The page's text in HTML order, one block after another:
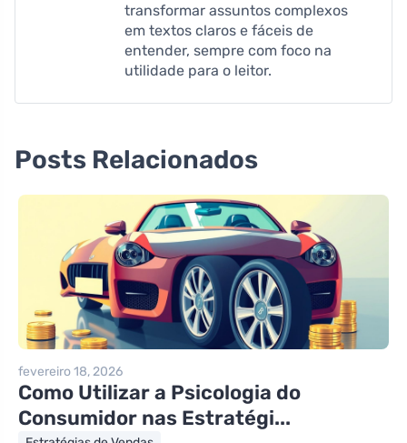
transformar assuntos complexos
em textos claros e fáceis de
entender, sempre com foco na
utilidade para o leitor.
Posts Relacionados
fevereiro 18, 2026
Como Utilizar a Psicologia do
Consumidor nas Estratégi...